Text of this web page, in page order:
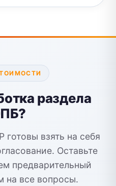
раздела
готовы взять на себя
Оставьте
предварительный
на все вопросы.